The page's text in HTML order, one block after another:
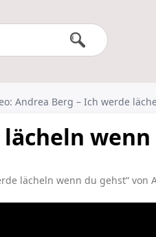
Andrea Berg – Ich werde
lächeln wenn du gehst“ von